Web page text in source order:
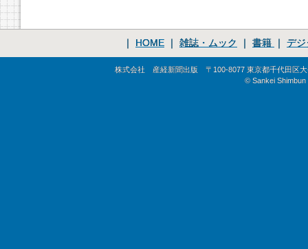
｜ HOME ｜ 雑誌・ムック ｜ 書籍 ｜ デ
株式会社 産経新聞出版 〒100-8077 東京都千代田区
© Sankei Shimbun